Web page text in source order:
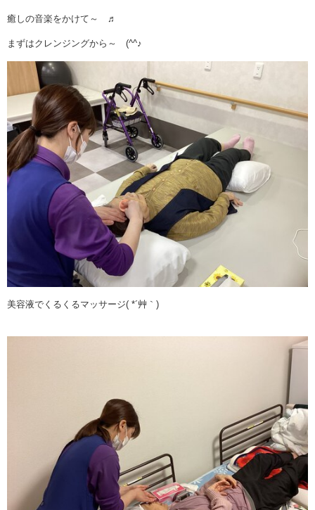
癒しの音楽をかけて～ ♬
まずはクレンジングから～ (^^♪
美容液でくるくるマッサージ( *´艸｀)